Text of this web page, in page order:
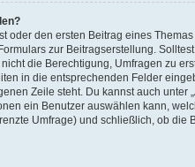
oder den ersten Beitrag eines
zur Beitragserstellung.
die Berechtigung, Umfragen zu
in die entsprechenden Felder
Zeile steht. Du kannst auch unter
ein Benutzer auswählen kann,
Umfrage) und schließlich, ob die